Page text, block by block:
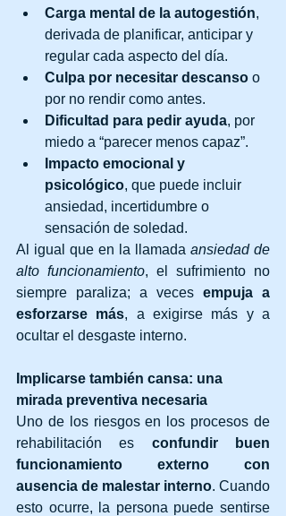
Carga mental de la autogestión,
derivada de planificar, anticipar y
regular cada aspecto del día.
Culpa por necesitar descanso o
por no rendir como antes.
Dificultad para pedir ayuda, por
miedo a “parecer menos capaz”.
Impacto emocional y
psicológico, que puede incluir
ansiedad, incertidumbre o
sensación de soledad.
Al igual que en la llamada ansiedad de
alto funcionamiento, el sufrimiento no
siempre paraliza; a veces empuja a
esforzarse más, a exigirse más y a
ocultar el desgaste interno.
Implicarse también cansa: una
mirada preventiva necesaria
Uno de los riesgos en los procesos de
rehabilitación es confundir buen
funcionamiento externo con
ausencia de malestar interno. Cuando
esto ocurre, la persona puede sentirse